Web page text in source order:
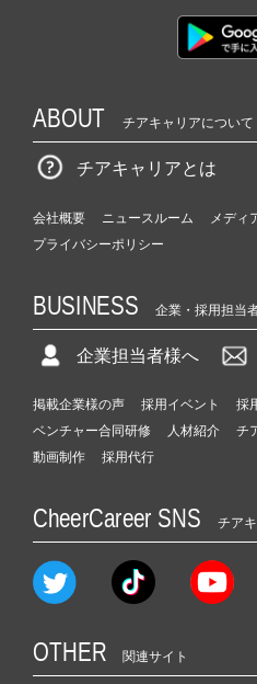
ABOUT チアキャリアについて
チアキャリアとは
会社概要 ニュースルーム
メディ
プライバシーポリシー
BUSINESS 企業・採用担当
企業担当者様へ
掲載企業様の声 採用イベント 採
ベンチャー合同研修
人材紹介 チ
動画制作
採用代行
CheerCareer SNS チア
OTHER 関連サイト